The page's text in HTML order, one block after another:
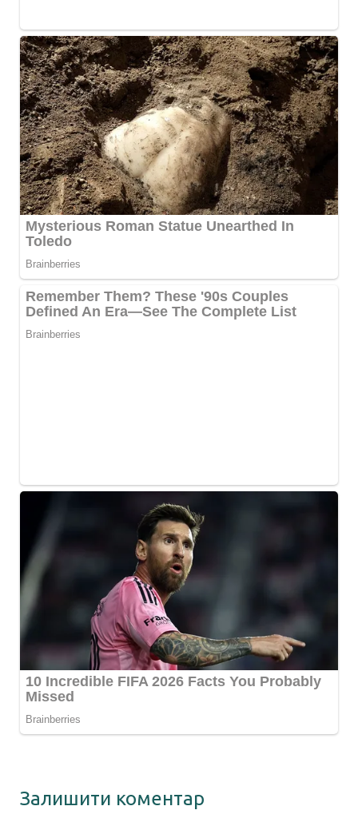
Залишити коментар